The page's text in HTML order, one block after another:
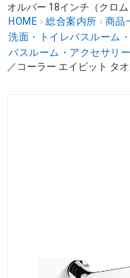
オルバー 18インチ（クロム
HOME › 総合案内所 › 商品
洗面・トイレバスルーム
バスルーム・アクセサリ
／コーラー エイビット タ